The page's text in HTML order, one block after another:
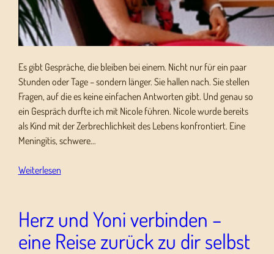
Es gibt Gespräche, die bleiben bei einem. Nicht nur für ein paar
Stunden oder Tage – sondern länger. Sie hallen nach. Sie stellen
Fragen, auf die es keine einfachen Antworten gibt. Und genau so
ein Gespräch durfte ich mit Nicole führen. Nicole wurde bereits
als Kind mit der Zerbrechlichkeit des Lebens konfrontiert. Eine
Meningitis, schwere…
Weiterlesen
Herz und Yoni verbinden –
eine Reise zurück zu dir selbst